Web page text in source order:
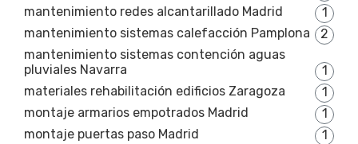
mantenimiento redes alcantarillado Madrid
1
mantenimiento sistemas calefacción Pamplona
2
mantenimiento sistemas contención aguas
pluviales Navarra
1
materiales rehabilitación edificios Zaragoza
1
montaje armarios empotrados Madrid
1
montaje puertas paso Madrid
1